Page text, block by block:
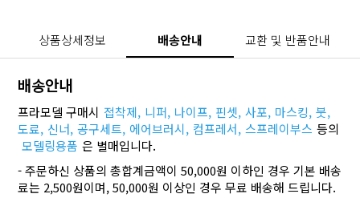
상품상세정보 배송안내 교환 및 반품안내
배송안내
프라모델 구매시 접착제, 니퍼, 나이프, 핀셋, 사포, 마스킹, 붓,
도료, 신너, 공구세트, 에어브러시, 컴프레서, 스프레이부스 등의
모델링용품 은 별매입니다.
- 주문하신 상품의 총합계금액이 50,000원 이하인 경우 기본 배송
료는 2,500원이며, 50,000원 이상인 경우 무료 배송해 드립니다.